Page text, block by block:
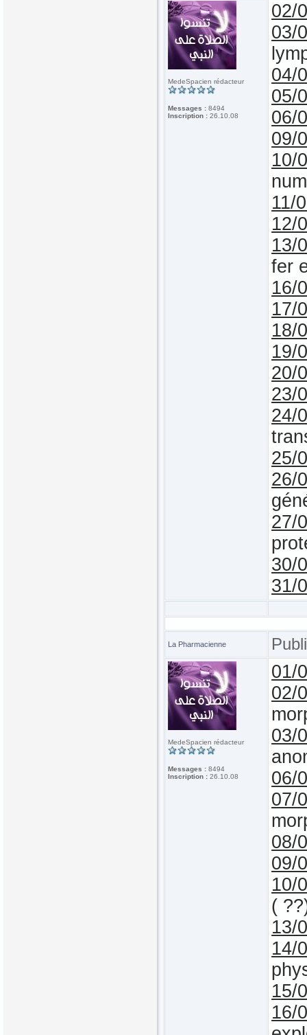
MedeSpacien rédacteur
Messages : 8494
Inscription : 26.10.08
02/
03/
04/
05/
06/
09/
10/
11/
12/
13/
fer
16/
17/
18/
19/
20/
23/
24/
25/
26/
27/
30/
31/
La Pharmacienne
MedeSpacien rédacteur
Messages : 8494
Inscription : 26.10.08
01/
02/
03/
06/
07/
08/
09/
10/
(
13/
14/
15/
16/